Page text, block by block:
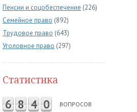
Пенсии и соцобеспечение (226)
Семейное право (892)
Трудовое право (643)
Уголовное право (297)
Статистика
6 8 4 0 ВОПРОСОВ